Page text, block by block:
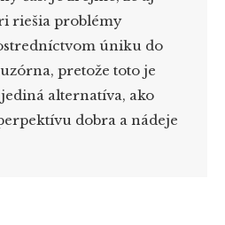
riešia problémy
úniku do
pretože toto je
alternatíva, ako
dobra a nádeje